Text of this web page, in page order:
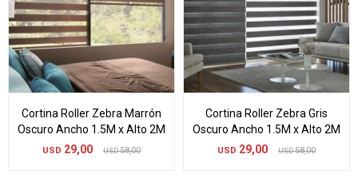
Cortina Roller Zebra Marrón
Oscuro Ancho 1.5M x Alto 2M
USD 29,00 USD 58,00
Cortina Roller Zebra Gris
Oscuro Ancho 1.5M x Alto 2M
USD 29,00 USD 58,00